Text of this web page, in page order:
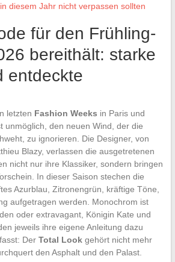
diesem Jahr nicht verpassen sollten
für den Frühling-
bereithält: starke
entdeckte
letzten Fashion Weeks in Paris und
unmöglich, den neuen Wind, der die
zu ignorieren. Die Designer, von
Blazy, verlassen die ausgetretenen
nicht nur ihre Klassiker, sondern bringen
In dieser Saison stechen die
Azurblau, Zitronengrün, kräftige Töne,
aufgetragen werden. Monochrom ist
oder extravagant, Königin Kate und
jeweils ihre eigene Anleitung dazu
Der Total Lookgehört nicht mehr
den Asphalt und den Palast.